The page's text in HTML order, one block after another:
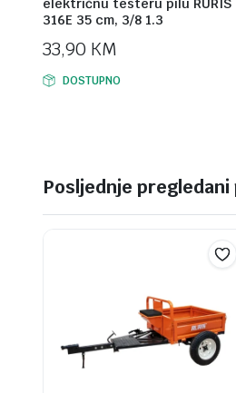
električnu testeru pilu RURIS
316E 35 cm, 3/8 1.3
33,90 KM
DOSTUPNO
Posljednje